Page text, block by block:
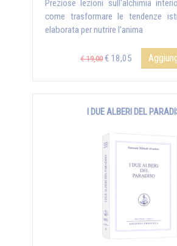
Preziose lezioni sull'alchimia
come trasformare le tendenze
elaborata per nutrire l'anima
€ 19,00 € 18,05
I DUE ALBERI DEL